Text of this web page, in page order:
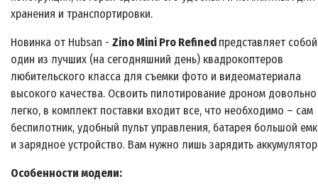
хранения и транспортировки.
Новинка от Hubsan - Zino Mini Pro Refined представляет собой
один из лучших (на сегодняшний день) квадрокоптеров
любительского класса для съемки фото и видеоматериала
высокого качества. Освоить пилотирование дроном довольно
легко, в комплект поставки входит все, что необходимо – сам
беспилотник, удобный пульт управления, батарея большой
и зарядное устройство. Вам нужно лишь зарядить
Особенности модели: